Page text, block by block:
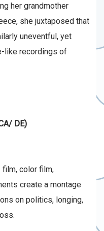
her grandmother
she juxtaposed that
uneventful, yet
like recordings of
DE)
color film,
create a montage
on politics, longing,